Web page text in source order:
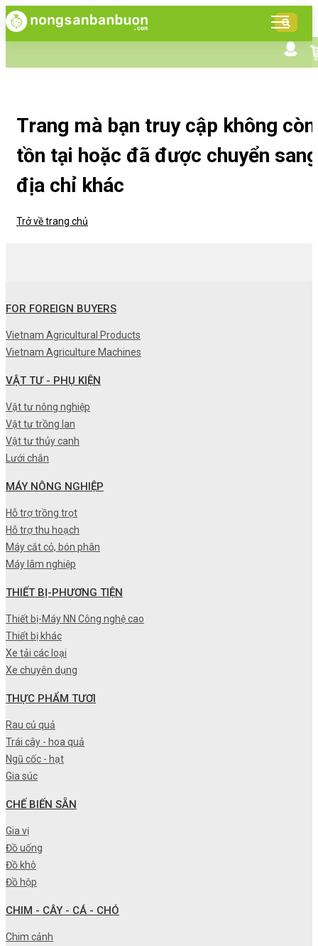
MỤC
Trang mà bạn truy cập không còn
tồn tại hoặc đã được chuyển sang
địa chỉ khác
Trở về trang chủ
FOR FOREIGN BUYERS
Vietnam Agricultural Products
Vietnam Agriculture Machines
VẬT TƯ - PHỤ KIỆN
Vật tư nông nghiệp
Vật tư trồng lan
Vật tư thủy canh
Lưới chắn
MÁY NÔNG NGHIỆP
Hỗ trợ trồng trọt
Hỗ trợ thu hoạch
Máy cắt cỏ, bón phân
Máy lâm nghiệp
THIẾT BỊ-PHƯƠNG TIỆN
Thiết bị-Máy NN Công nghệ cao
Thiết bị khác
Xe tải các loại
Xe chuyên dụng
THỰC PHẨM TƯƠI
Rau củ quả
Trái cây - hoa quả
Ngũ cốc - hạt
Gia súc
CHẾ BIẾN SẴN
Gia vị
Đồ uống
Đồ khô
Đồ hộp
CHIM - CÂY - CÁ - CHÓ
Chim cảnh